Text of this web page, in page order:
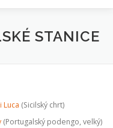
KONTAKTY
STANICE
Luca (Sicilský chrt)
(Portugalský podengo, velký)